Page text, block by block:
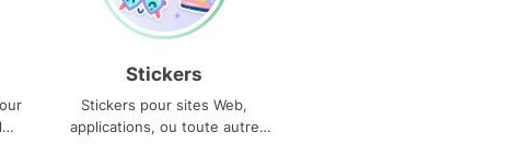
Stickers
Stickers pour sites Web,
applications, ou toute autre